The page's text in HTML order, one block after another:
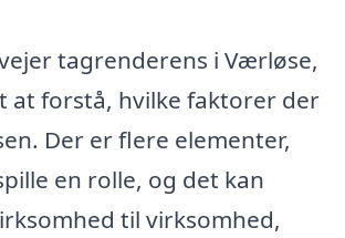
tagrenderens i Værløse,
at forstå, hvilke faktorer der
Der er flere elementer,
en rolle, og det kan
til virksomhed,